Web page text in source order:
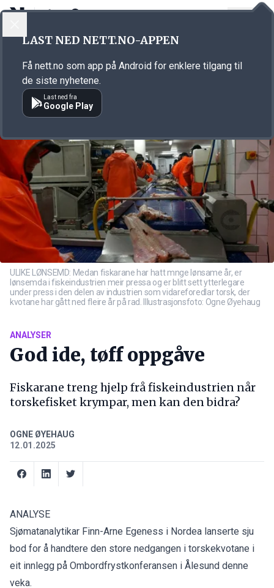
Annonsørinnhold
ULIKE LØNSEMD: Medan fiskarane har hatt mnge lønsame år, er
lønsemda i fiskeindustrien meir pressa og er blitt sett ytterlegare
under press i den delen av industrien som vidareforedlar torsk, der
kvotane har gått ned fleire år på rad. Illustrasjonsfoto: Ogne Øyehaug
ANALYSER
God ide, tøff oppgåve
Fiskarane treng hjelp frå fiskeindustrien når
torskefisket krympar, men kan den bidra?
OGNE ØYEHAUG
12.01.2025
ANALYSE
Sjømatanalytikar Finn-Arne Egeness i Nordea lanserte sju
bod for å handtere den store nedgangen i torskekvotane i
eit innlegg på Ombordfrystkonferansen i Ålesund denne
veka.
LAST NED NETT.NO-APPEN
Få nett.no som app på Android for enklere tilgang til
de siste nyhetene.
Last ned fra
Google Play